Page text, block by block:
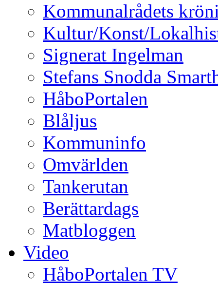
Kommunalrådets
Kultur/Konst/
Signerat Ingelman
Stefans Snodda
HåboPortalen
Blåljus
Kommuninfo
Omvärlden
Tankerutan
Berättardags
Matbloggen
Video
HåboPortalen TV